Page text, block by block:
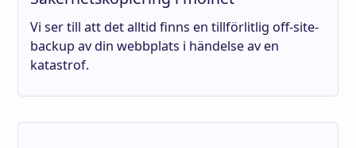
Vi ser till att det alltid finns en tillförlitlig off-site-
backup av din webbplats i händelse av en
katastrof.